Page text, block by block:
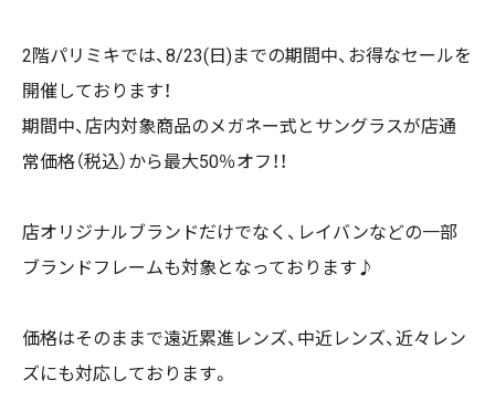
2階パリミキでは、8/23(日)までの期間中、お得なセールを
開催しております！
期間中、店内対象商品のメガネー式とサングラスが店通
常価格（税込）から最大50％オフ！！
店オリジナルブランドだけでなく、レイバンなどの一部
ブランドフレームも対象となっております♪
価格はそのままで遠近累進レンズ、中近レンズ、近々レン
ズにも対応しております。